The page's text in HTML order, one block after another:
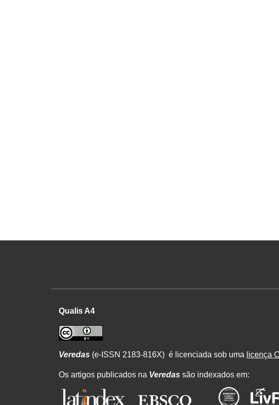
Qualis A4
Veredas (e-ISSN 2183-816X) é licenciada sob uma licença
Os artigos publicados na Veredas são indexados em: